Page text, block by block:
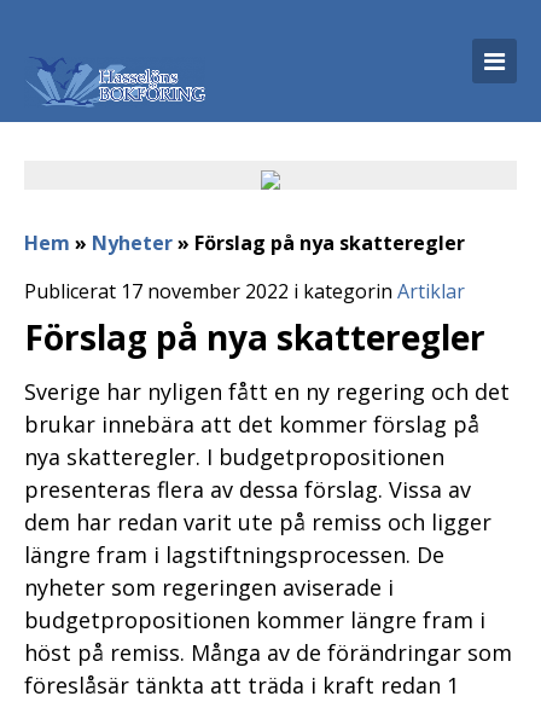
Hem » Nyheter» Förslag på nya skatteregler
Publicerat 17 november 2022 i kategorin Artiklar
Förslag på nya skatteregler
Sverige har nyligen fått en ny regering och det
brukar innebära att det kommer förslag på
nya skatteregler. I budgetpropositionen
presenteras flera av dessa förslag. Vissa av
dem har redan varit ute på remiss och ligger
längre fram i lagstiftningsprocessen. De
nyheter som regeringen aviserade i
budgetpropositionen kommer längre fram i
höst på remiss. Många av de förändringar som
föreslåsär tänkta att träda i kraft redan 1